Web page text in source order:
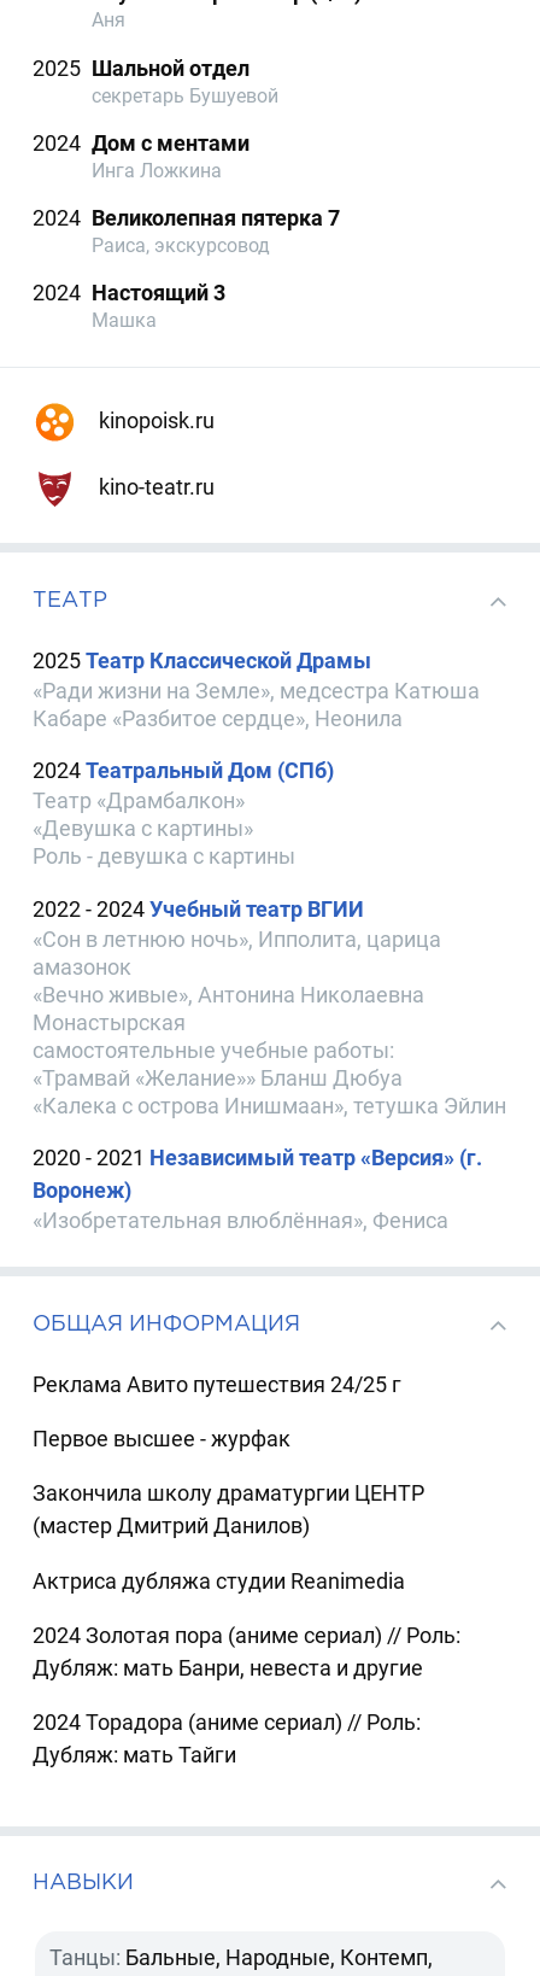
Аня
2025 Шальной отдел
секретарь Бушуевой
2024 Дом с ментами
Инга Ложкина
2024 Великолепная пятерка 7
Раиса, экскурсовод
2024 Настоящий 3
Машка
kinopoisk.ru
kino-teatr.ru
ТЕАТР
2025Театр Классической Драмы
«Ради жизни на Земле», медсестра Катюша
Кабаре «Разбитое сердце», Неонила
2024Театральный Дом (СПб)
Театр «Драмбалкон»
«Девушка с картины»
Роль - девушка с картины
2022 - 2024Учебный театр ВГИИ
«Сон в летнюю ночь», Ипполита, царица
амазонок
«Вечно живые», Антонина Николаевна
Монастырская
самостоятельные учебные работы:
«Трамвай «Желание»» Бланш Дюбуа
«Калека с острова Инишмаан», тетушка Эйлин
2020 - 2021 Независимый театр «Версия» (г.
Воронеж)
«Изобретательная влюблённая», Фениса
ОБЩАЯ ИНФОРМАЦИЯ
Реклама Авито путешествия 24/25 г
Первое высшее - журфак
Закончила школу драматургии ЦЕНТР
(мастер Дмитрий Данилов)
Актриса дубляжа студии Reanimedia
2024 Золотая пора (аниме сериал) // Роль:
Дубляж: мать Банри, невеста и другие
2024 Торадора (аниме сериал) // Роль:
Дубляж: мать Тайги
НАВЫКИ
Танцы: Бальные, Народные, Контемп,